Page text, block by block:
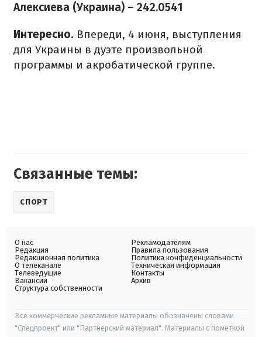
Алексиева (Украина) – 242.0541
Интересно. Впереди, 4 июня, выступления
для Украины в дуэте произвольной
программы и акробатической группе.
Связанные темы:
СПОРТ
О нас
Редакция
Редакционная политика
О телеканале
Телеведущие
Вакансии
Структура собственности
Рекламодателям
Правила пользования
Политика конфиденциальности
Техническая информация
Контакты
Архив
Все коммерческие рекламные материалы обозначены словами
"Спецпроект" или "Партнерский материал". Материалы с пометкой